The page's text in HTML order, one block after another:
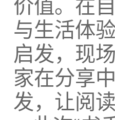
价值。在
与生活体
启发，现
家在分享
发，让阅